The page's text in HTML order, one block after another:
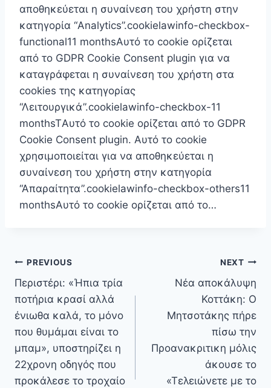
αποθηκεύεται η συναίνεση του χρήστη στην
κατηγορία “Analytics”.cookielawinfo-checkbox-
functional11 monthsΑυτό το cookie ορίζεται
από το GDPR Cookie Consent plugin για να
καταγράφεται η συναίνεση του χρήστη στα
cookies της κατηγορίας
“Λειτουργικά”.cookielawinfo-checkbox-11
monthsTΑυτό το cookie ορίζεται από το GDPR
Cookie Consent plugin. Αυτό το cookie
χρησιμοποιείται για να αποθηκεύεται η
συναίνεση του χρήστη στην κατηγορία
“Απαραίτητα”.cookielawinfo-checkbox-others11
monthsΑυτό το cookie ορίζεται από το…
Πλοήγηση
άρθρων
PREVIOUS
Περιστέρι: «Ήπια τρία
ποτήρια κρασί αλλά
ένιωθα καλά, το μόνο
που θυμάμαι είναι το
μπαμ», υποστηρίζει η
22χρονη οδηγός που
προκάλεσε το τροχαίο
NEXT
Νέα αποκάλυψη
Κοττάκη: Ο
Μητσοτάκης πήρε
πίσω την
Προανακριτικη μόλις
άκουσε το
«Τελειώνετε με το